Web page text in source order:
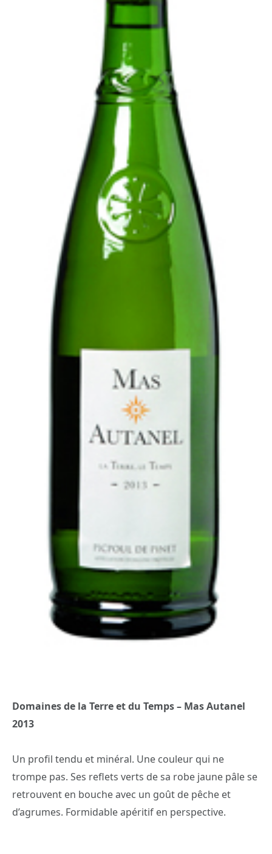
Domaines de la Terre et du Temps – Mas Autanel
2013
Un profil tendu et minéral. Une couleur qui ne
trompe pas. Ses reflets verts de sa robe jaune pâle se
retrouvent en bouche avec un goût de pêche et
d’agrumes. Formidable apéritif en perspective.